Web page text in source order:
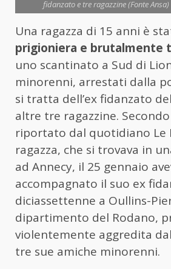
fidanzato e tre ragazzine (Fonte
Una ragazza di 15 anni è
prigioniera e brutalmente
uno scantinato a Sud di
minorenni, arrestati dalla
si tratta dell’ex fidanzato
altre tre ragazzine.
riportato dal quotidiano Le
ragazza, che si trovava in
ad Annecy, il 25 gennaio
accompagnato il suo ex
diciassettenne a Oullins-
dipartimento del Rodano,
violentemente aggredita
tre sue amiche minorenni.